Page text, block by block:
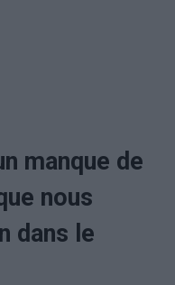
manque de
nous
dans le